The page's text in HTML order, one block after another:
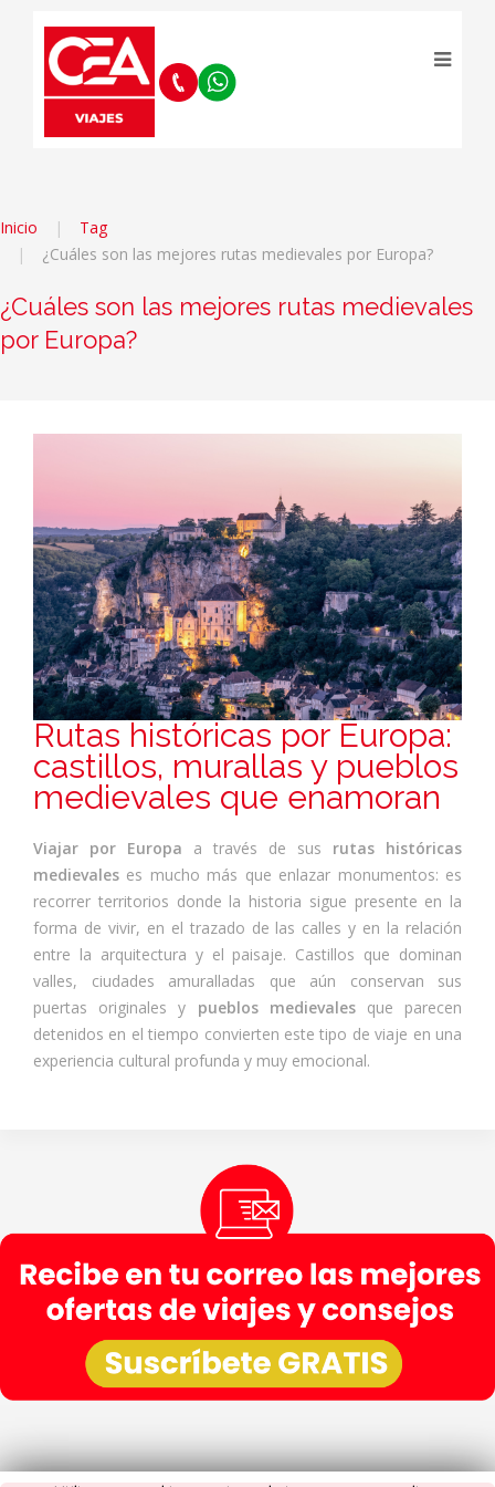
Inicio
Tag
¿Cuáles son las mejores rutas medievales por Europa?
¿Cuáles son las mejores rutas medievales
por Europa?
Rutas históricas por Europa:
castillos, murallas y pueblos
medievales que enamoran
Viajar por Europa a través de sus rutas históricas
medievales es mucho más que enlazar monumentos: es
recorrer territorios donde la historia sigue presente en la
forma de vivir, en el trazado de las calles y en la relación
entre la arquitectura y el paisaje. Castillos que dominan
valles, ciudades amuralladas que aún conservan sus
puertas originales y pueblos medievalesque parecen
detenidos en el tiempo convierten este tipo de viaje en una
experiencia cultural profunda y muy emocional.